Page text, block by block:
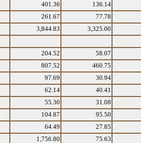
401.36 136.14
261.67 77.78
3,844.83 3,325.00
204.52 58.07
807.52 460.75
97.69 30.94
62.14 40.41
55.30 31.08
104.87 95.50
64.49 27.85
1,756.80 75.63